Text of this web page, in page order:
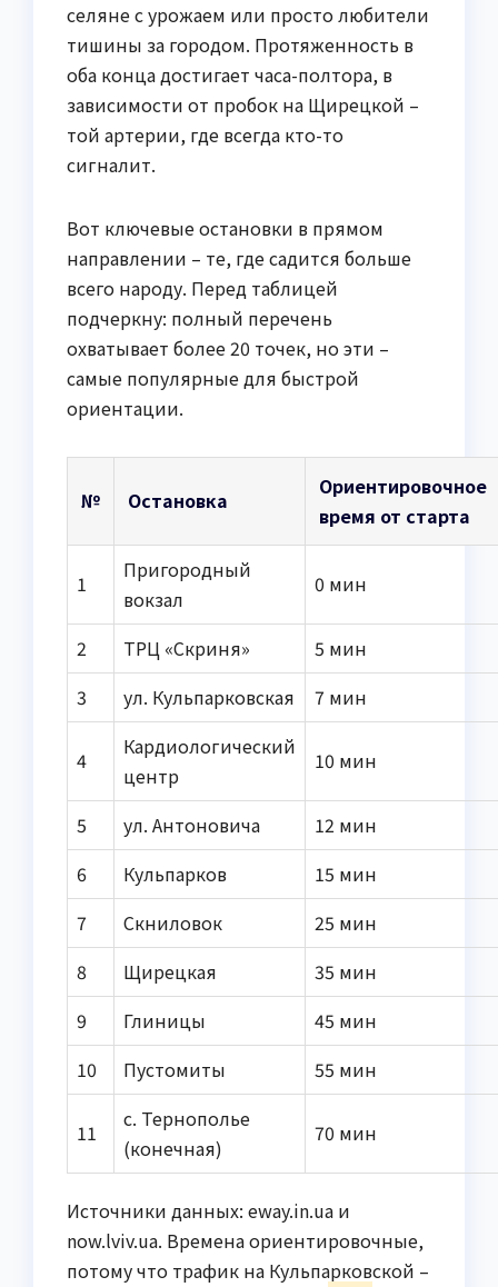
селяне с урожаем или просто любители
тишины за городом. Протяженность в
оба конца достигает часа-полтора, в
зависимости от пробок на Щирецкой –
той артерии, где всегда кто-то
сигналит.
Вот ключевые остановки в прямом
направлении – те, где садится больше
всего народу. Перед таблицей
подчеркну: полный перечень
охватывает более 20 точек, но эти –
самые популярные для быстрой
ориентации.
№ Остановка
Ориентировочное
время от старта
1
Пригородный
вокзал
0 мин
2 ТРЦ «Скриня»
5 мин
3
ул. Кульпарковская 7 мин
4
Кардиологический
центр
10 мин
5 ул. Антоновича
12 мин
6
Кульпарков
15 мин
7
Скниловок
25 мин
8
Щирецкая
35 мин
9
Глиницы
45 мин
10
Пустомиты 55 мин
11
с. Тернополье
(конечная)
70 мин
Источники данных: eway.in.ua и
now.lviv.ua. Времена ориентировочные,
потому что трафик на Кульпарковской –